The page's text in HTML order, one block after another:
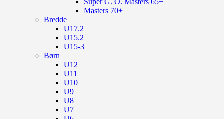
Masters 70+
Bredde
U17.2
U15.2
U15-3
Børn
U12
U11
U10
U9
U8
U7